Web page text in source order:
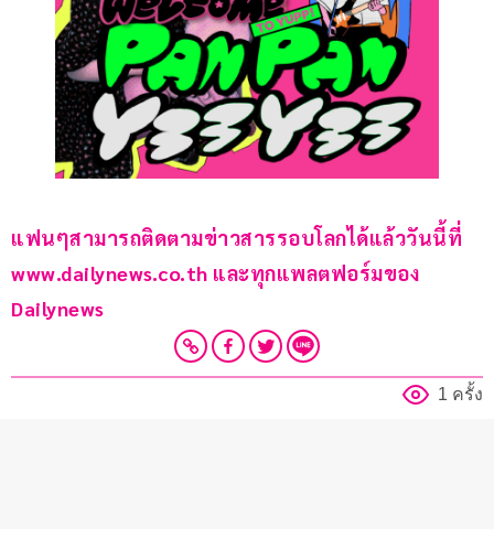
แฟนๆสามารถติดตามข่าวสารรอบโลกได้แล้ววันนี้ที่
www.dailynews.co.th และทุกแพลตฟอร์มของ
Dailynews
1 ครั้ง